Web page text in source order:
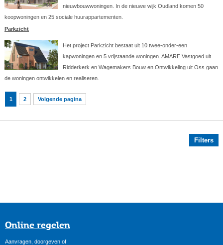
nieuwbouwwoningen. In de nieuwe wijk Oudland komen 50
koopwoningen en 25 sociale huurappartementen.
Parkzicht
Het project Parkzicht bestaat uit 10 twee-onder-een
kapwoningen en 5 vrijstaande woningen. AMARE Vastgoed uit
Ridderkerk en Wagemakers Bouw en Ontwikkeling uit Oss gaan
de woningen ontwikkelen en realiseren.
1 2 Volgende pagina
Filters
Online regelen
Aanvragen, doorgeven of